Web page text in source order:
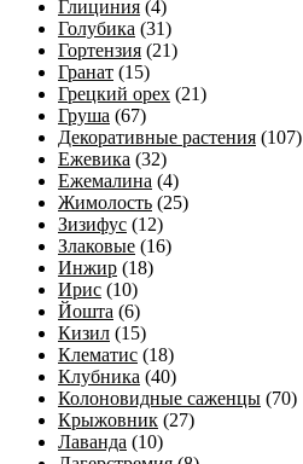
Глициния (4)
Голубика (31)
Гортензия (21)
Гранат (15)
Грецкий орех (21)
Груша (67)
Декоративные растения (107)
Ежевика (32)
Ежемалина (4)
Жимолость (25)
Зизифус (12)
Злаковые (16)
Инжир (18)
Ирис (10)
Йошта (6)
Кизил (15)
Клематис (18)
Клубника (40)
Колоновидные саженцы (70)
Крыжовник (27)
Лаванда (10)